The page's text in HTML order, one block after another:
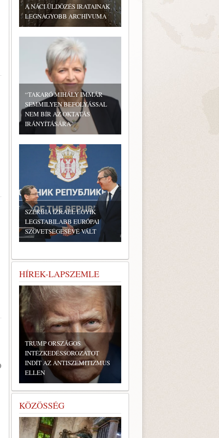
A NÁCI ÜLDÖZÉS IRATAINAK
LEGNAGYOBB ARCHÍVUMA
“TAKARÓ MIHÁLY IMMÁR
SEMMILYEN BEFOLYÁSSAL
NEM BÍR AZ OKTATÁS
IRÁNYÍTÁSÁRA”
SZERBIA IZRAEL EGYIK
LEGSTABILABB EURÓPAI
SZÖVETSÉGESÉVÉ VÁLT
HÍREK-LAPSZEMLE
TRUMP ORSZÁGOS
INTÉZKEDÉSSOROZATOT
INDÍT AZ ANTISZEMITIZMUS
ELLEN
KÖZÖSSÉG